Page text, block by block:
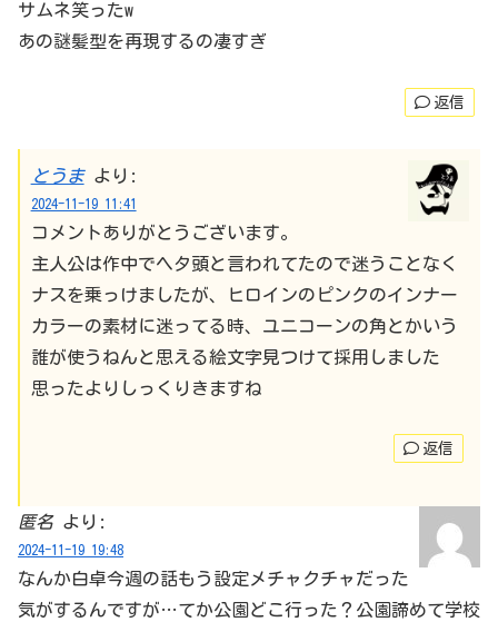
サムネ笑ったw
あの謎髪型を再現するの凄すぎ
返信
とうま より:
2024-11-19 11:41
コメントありがとうございます。
主人公は作中でヘタ頭と言われてたので迷うことなく
ナスを乗っけましたが、ヒロインのピンクのインナー
カラーの素材に迷ってる時、ユニコーンの角とかいう
誰が使うねんと思える絵文字見つけて採用しました
思ったよりしっくりきますね
返信
匿名 より:
2024-11-19 19:48
なんか白卓今週の話もう設定メチャクチャだった
気がするんですが…てか公園どこ行った？公園諦めて学校